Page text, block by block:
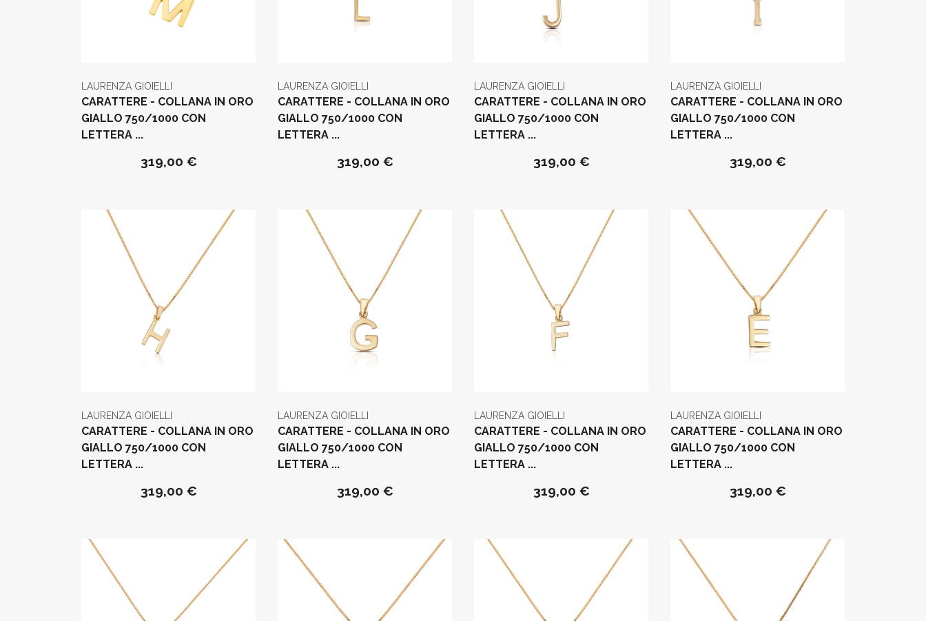
LAURENZA GIOIELLI
CARATTERE - COLLANA IN ORO
GIALLO 750/1000 CON
LETTERA ...
319,00 €
LAURENZA GIOIELLI
CARATTERE - COLLANA IN ORO
GIALLO 750/1000 CON
LETTERA ...
319,00 €
LAURENZA GIOIELLI
CARATTERE - COLLANA IN ORO
GIALLO 750/1000 CON
LETTERA ...
319,00 €
LAURENZA GIOIELLI
CARATTERE - COLLANA IN ORO
GIALLO 750/1000 CON
LETTERA ...
319,00 €
LAURENZA GIOIELLI
CARATTERE - COLLANA IN ORO
GIALLO 750/1000 CON
LETTERA ...
319,00 €
LAURENZA GIOIELLI
CARATTERE - COLLANA IN ORO
GIALLO 750/1000 CON
LETTERA ...
319,00 €
LAURENZA GIOIELLI
CARATTERE - COLLANA IN ORO
GIALLO 750/1000 CON
LETTERA ...
319,00 €
LAURENZA GIOIELLI
CARATTERE - COLLANA IN ORO
GIALLO 750/1000 CON
LETTERA ...
319,00 €